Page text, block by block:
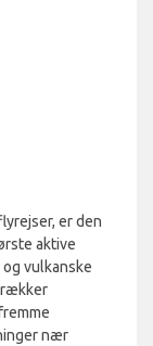
er den
aktive
vulkanske
nær